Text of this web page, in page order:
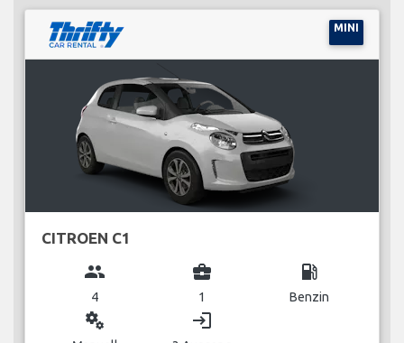
MINI
CITROEN C1
group
4
business_center
1
local_gas_station
Benzin
miscellaneous_services login